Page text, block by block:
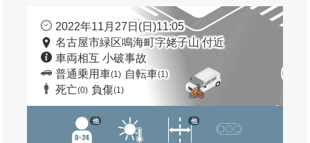
2022年11月27日(日)11:05
名古屋市緑区鳴海町字姥子山 付近
車両相互 小破事故
普通乗用車(1) 自転車(1)
死亡(0) 負傷(1)
他 他